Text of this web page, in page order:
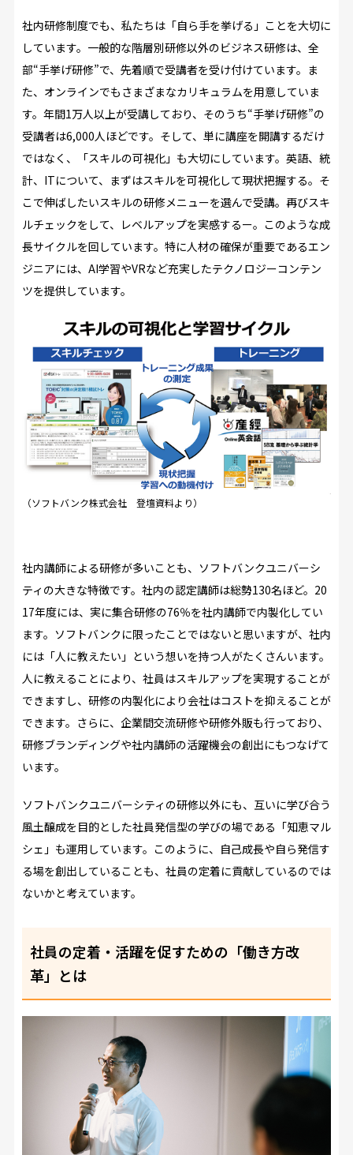
社内研修制度でも、私たちは「自ら手を挙げる」ことを大切に
しています。一般的な階層別研修以外のビジネス研修は、全
部“手挙げ研修”で、先着順で受講者を受け付けています。ま
た、オンラインでもさまざまなカリキュラムを用意していま
す。年間1万人以上が受講しており、そのうち“手挙げ研修”の
受講者は6,000人ほどです。そして、単に講座を開講するだけ
ではなく、「スキルの可視化」も大切にしています。英語、統
計、ITについて、まずはスキルを可視化して現状把握する。そ
こで伸ばしたいスキルの研修メニューを選んで受講。再びスキ
ルチェックをして、レベルアップを実感するー。このような成
長サイクルを回しています。特に人材の確保が重要であるエン
ジニアには、AI学習やVRなど充実したテクノロジーコンテン
ツを提供しています。
（ソフトバンク株式会社 登壇資料より）
社内講師による研修が多いことも、ソフトバンクユニバーシ
ティの大きな特徴です。社内の認定講師は総勢130名ほど。20
17年度には、実に集合研修の76％を社内講師で内製化してい
ます。ソフトバンクに限ったことではないと思いますが、社内
には「人に教えたい」という想いを持つ人がたくさんいます。
人に教えることにより、社員はスキルアップを実現することが
できますし、研修の内製化により会社はコストを抑えることが
できます。さらに、企業間交流研修や研修外販も行っており、
研修ブランディングや社内講師の活躍機会の創出にもつなげて
います。
ソフトバンクユニバーシティの研修以外にも、互いに学び合う
風土醸成を目的とした社員発信型の学びの場である「知恵マル
シェ」も運用しています。このように、自己成長や自ら発信す
る場を創出していることも、社員の定着に貢献しているのでは
ないかと考えています。
社員の定着・活躍を促すための「働き方改
革」とは